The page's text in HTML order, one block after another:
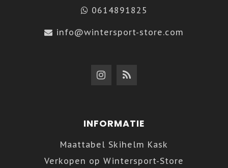
0614891825
info@wintersport-store.com
INFORMATIE
Maattabel Skihelm Kask
Verkopen op Wintersport-Store